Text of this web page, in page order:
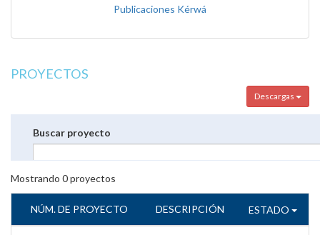
Publicaciones Kérwá
PROYECTOS
Descargas
Buscar proyecto
Mostrando 0proyectos
NÚM. DE PROYECTO DESCRIPCIÓN ESTADO